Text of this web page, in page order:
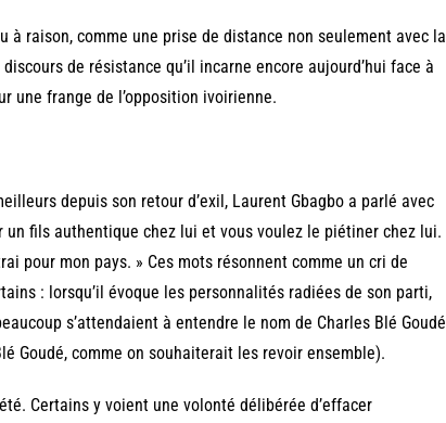
raison, comme une prise de distance non seulement avec la
de résistance qu’il incarne encore aujourd’hui face à
une frange de l’opposition ivoirienne.
depuis son retour d’exil, Laurent Gbagbo a parlé avec
fils authentique chez lui et vous voulez le piétiner chez lui.
pour mon pays. » Ces mots résonnent comme un cri de
: lorsqu’il évoque les personnalités radiées de son parti,
s’attendaient à entendre le nom de Charles Blé Goudé
Goudé, comme on souhaiterait les revoir ensemble).
Certains y voient une volonté délibérée d’effacer